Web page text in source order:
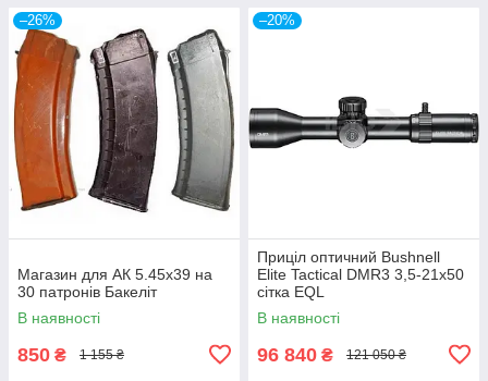
–26%
Магазин для АК 5.45х39 на
30 патронів Бакеліт
В наявності
850 ₴ 1 155 ₴
–20%
Приціл оптичний Bushnell
Elite Tactical DMR3 3,5-21x50
сітка EQL
В наявності
96 840 ₴ 121 050 ₴